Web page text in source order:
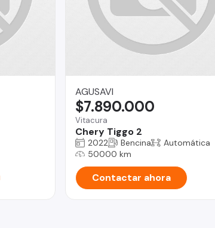
AGUSAVI
Vitacura
Chery Tiggo 2
$7.890.000
2022 Bencina
Automática
50000 km
Contactar ahora